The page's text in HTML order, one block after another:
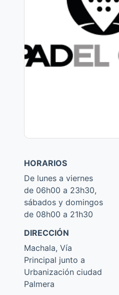
HORARIOS
De lunes a viernes
de 06h00 a 23h30,
sábados y domingos
de 08h00 a 21h30
DIRECCIÓN
Machala, Vía
Principal junto a
Urbanización ciudad
Palmera